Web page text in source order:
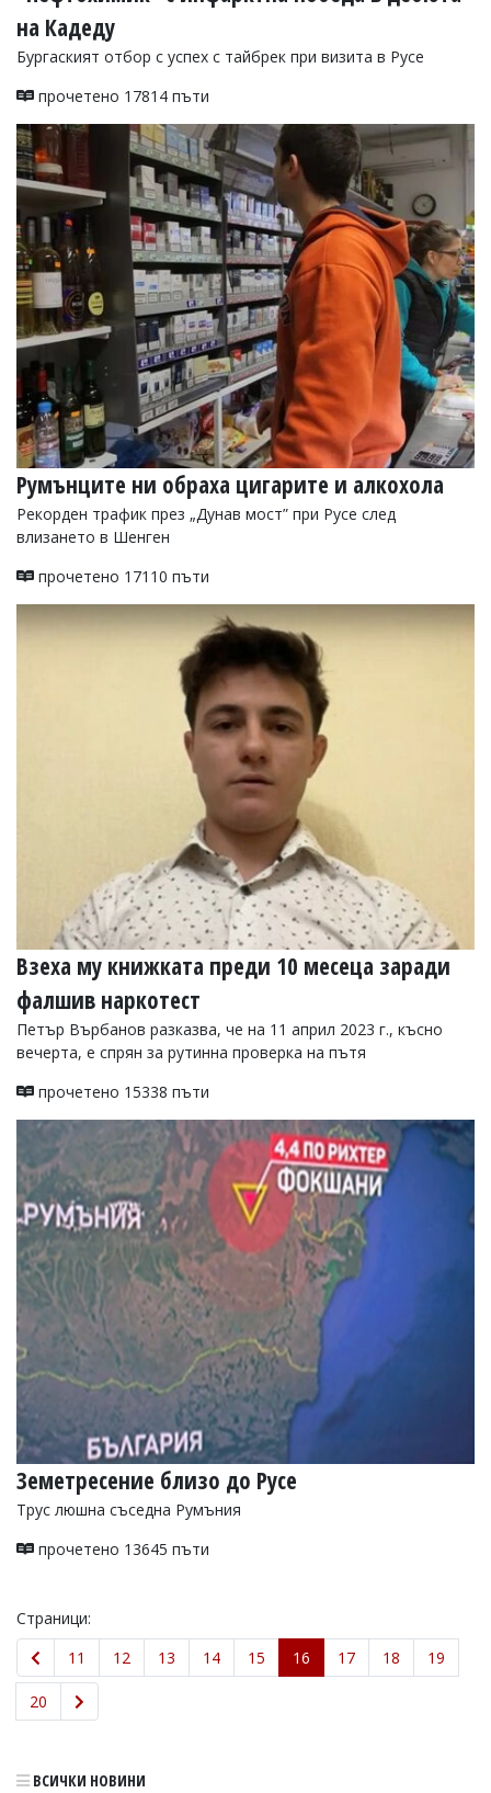
на Кадеду
Бургаският отбор с успех с тайбрек при визита в Русе
прочетено 17814 пъти
Румънците ни обраха цигарите и алкохола
Рекорден трафик през „Дунав мост” при Русе след
влизането в Шенген
прочетено 17110 пъти
Взеха му книжката преди 10 месеца заради
фалшив наркотест
Петър Върбанов разказва, че на 11 април 2023 г., късно
вечерта, е спрян за рутинна проверка на пътя
прочетено 15338 пъти
Земетресение близо до Русе
Трус люшна съседна Румъния
прочетено 13645 пъти
Страници:
11
12 13 14 15 16 17 18 19
20
ВСИЧКИ НОВИНИ